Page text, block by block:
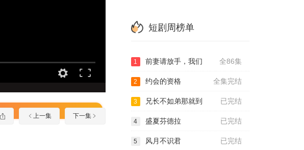
上一集 下一集
短剧周榜单
全86集
1 前妻请放手，我们
全集完结
2 约会的资格
已完结
3 兄长不如弟那就到
已完结
4 盛夏芬德拉
已完结
5 风月不识君